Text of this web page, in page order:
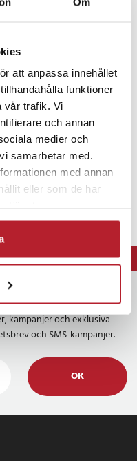
att anpassa innehållet
funktioner
vår trafik. Vi
och annan
medier och
samarbetar med.
med annan
eller som de har
köp
kampanjer och exklusiva
och SMS-kampanjer.
OK